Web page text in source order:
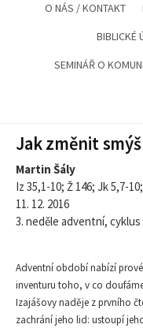
O NÁS / KONTAKT
BIBLICKÉ
SEMINÁŘ O
Jak změnit
Martin Šály
Iz 35,1-10; Ž 146; Jk 5,7-
11. 12. 2016
3. neděle adventní, cyklus
Adventní období nabízí
inventuru toho, v co
Izajášovy naděje z prvního
zachrání jeho lid: ustoupí